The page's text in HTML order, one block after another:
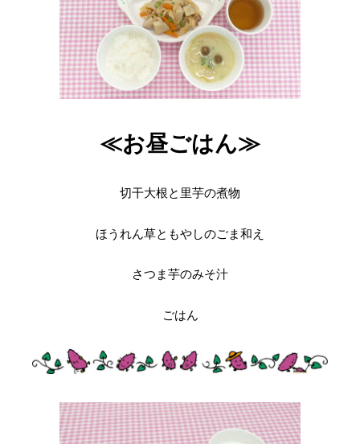
≪お昼ごはん≫
切干大根と里芋の煮物
ほうれん草ともやしのごま和え
さつま芋のみそ汁
ごはん